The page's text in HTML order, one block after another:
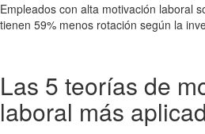
Empleados con alta motivación laboral
tienen 59% menos rotación según la
Las 5 teorías de
laboral más